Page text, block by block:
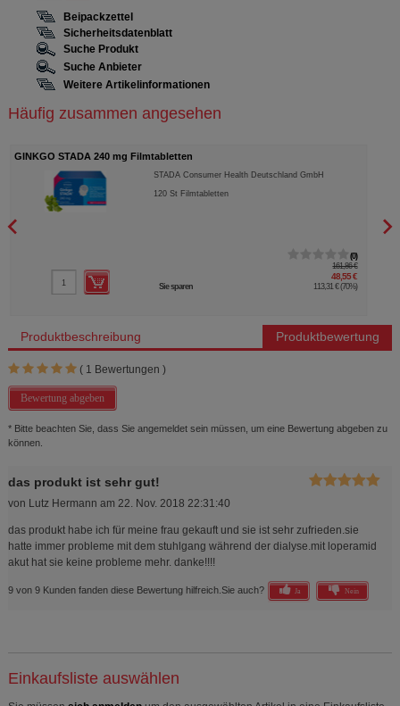
Beipackzettel
Sicherheitsdatenblatt
Suche Produkt
Suche Anbieter
Weitere Artikelinformationen
Häufig zusammen angesehen
GINKGO STADA 240 mg Filmtabletten
STADA Consumer Health Deutschland GmbH
120St Filmtabletten
0
161,86 €
48,55 €
Sie sparen 113,31 € (70%)
Produktbeschreibung Produktbewertung
( 1 Bewertungen )
Bewertung abgeben
* Bitte beachten Sie, dass Sie angemeldet sein müssen, um eine Bewertung abgeben zu
können.
das produkt ist sehr gut!
von Lutz Hermann am 22. Nov. 2018 22:31:40
das produkt habe ich für meine frau gekauft und sie ist sehr zufrieden.sie
hatte immer probleme mit dem stuhlgang während der dialyse.mit loperamid
akut hat sie keine probleme mehr. danke!!!!
9 von 9 Kunden fanden diese Bewertung hilfreich. Sie auch? Ja Nein
Einkaufsliste auswählen